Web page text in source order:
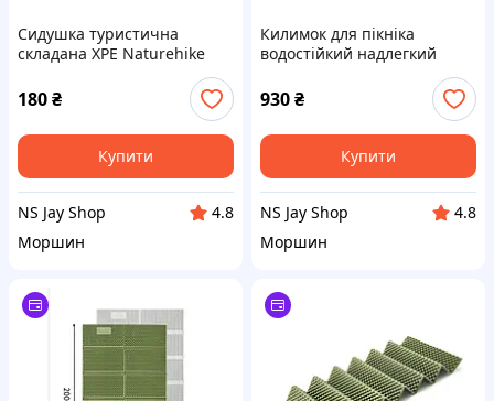
Сидушка туристична
складана XPE Naturehike
чохлом для походів та
кемпінгу
180₴
Купити
NS Jay Shop
4.8
Моршин
Килимок для пікніка
водостійкий надлегкий
Naturehike Moisture Picnic
Mat NH17D050-B, 145x200
см, чорний
930₴
Купити
NS Jay Shop
4.8
Моршин